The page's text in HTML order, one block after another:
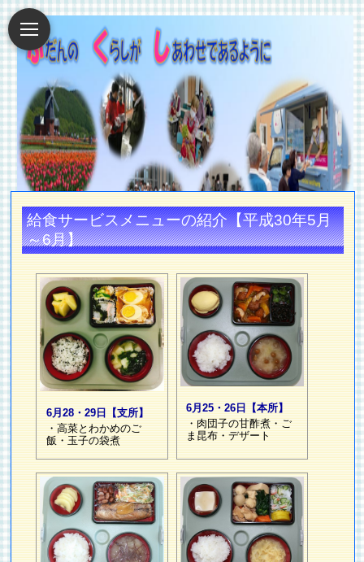
給食サービスメニューの紹介【平成30年5月
～6月】
6月28・29日【支所】
・高菜とわかめのご
飯・玉子の袋煮
6月25・26日【本所】
・肉団子の甘酢煮・ご
ま昆布・デザート